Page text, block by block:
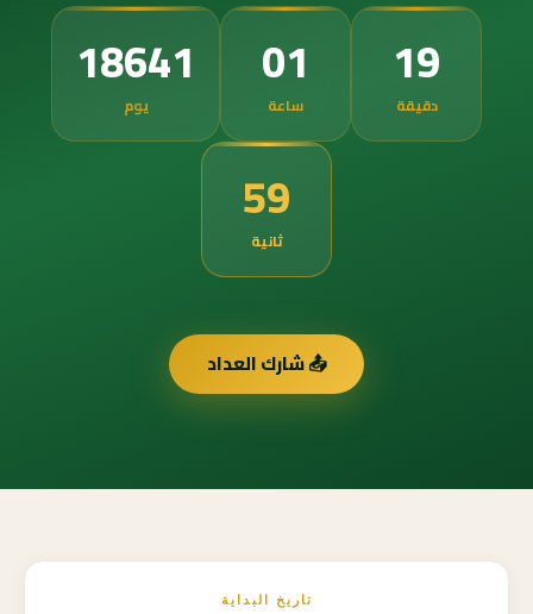
18641
يوم
01
ساعة
19
دقيقة
58
ثانية
📤 شارك العداد
تاريخ البداية